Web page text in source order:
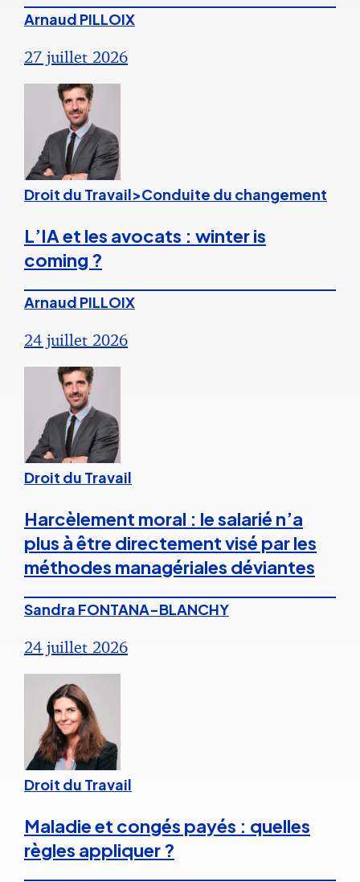
Arnaud PILLOIX
27 juillet 2026
Droit du Travail>Conduite du changement
L’IA et les avocats : winter is
coming ?
Arnaud PILLOIX
24 juillet 2026
Droit du Travail
Harcèlement moral : le salarié n’a
plus à être directement visé par les
méthodes managériales déviantes
Sandra FONTANA-BLANCHY
24 juillet 2026
Droit du Travail
Maladie et congés payés : quelles
règles appliquer ?